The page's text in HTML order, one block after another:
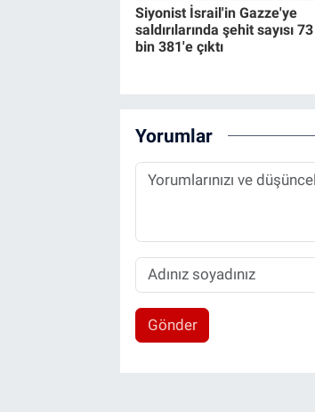
Siyonist İsrail'in Gazze'ye
saldırılarında şehit sayısı 73
bin 381'e çıktı
Yorumlar
Gönder